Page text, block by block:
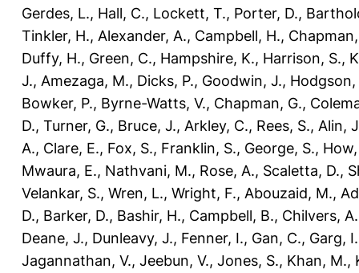
Gerdes, L., Hall, C., Lockett, T., Porter, D.,
Tinkler, H., Alexander, A., Campbell, H.,
Duffy, H., Green, C., Hampshire, K., Harrison, S.,
J., Amezaga, M., Dicks, P., Goodwin, J., Hodgson,
Bowker, P., Byrne-Watts, V., Chapman, G.,
D., Turner, G., Bruce, J., Arkley, C., Rees, S., Alin,
A., Clare, E., Fox, S., Franklin, S., George, S.,
Mwaura, E., Nathvani, M., Rose, A., Scaletta, D.,
Velankar, S., Wren, L., Wright, F., Abouzaid, M.,
D., Barker, D., Bashir, H., Campbell, B., Chilvers, A.
Deane, J., Dunleavy, J., Fenner, I., Gan, C., Garg, I.
Jagannathan, V., Jeebun, V., Jones, S., Khan, M.,